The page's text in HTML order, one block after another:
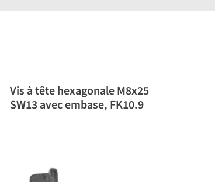
Vis à tête hexagonale M8x25
SW13 avec embase, FK10.9